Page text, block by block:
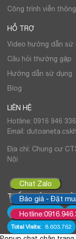
Công trình viễn thông
HỖ TRỢ
Video hướng dẫn sử
Câu hỏi thường gặp
Hướng dẫn sử dụng
Blog
LIÊN HỆ
Hotline: 0916 946 336
Email:
Địa chỉ: Chung cư
Nội
THỐNG KÊ TRUY
Online Users: 419
Total Visits: 8.603.762
Chat Zalo
Báo giá - Đặt